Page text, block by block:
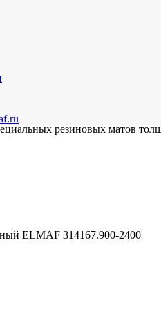
из каркаса, к
из наборных
резиновых матов
ELMAF 314167.900-2400